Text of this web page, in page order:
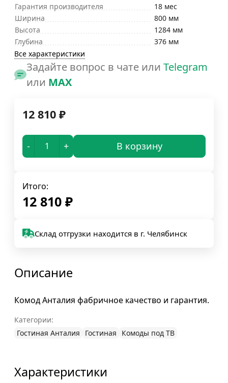
Гарантия производителя
18 мес
Ширина
800 мм
Высота
1284 мм
Глубина
376 мм
Все характеристики
Задайте вопрос в чате или Telegram
или MAX
12 810 ₽
- + В корзину
Итого:
12 810 ₽
Склад отгрузки находится в г. Челябинск
Описание
Комод Анталия фабричное качество и гарантия.
Категории:
Гостиная Анталия
Гостиная Комоды под ТВ
Характеристики